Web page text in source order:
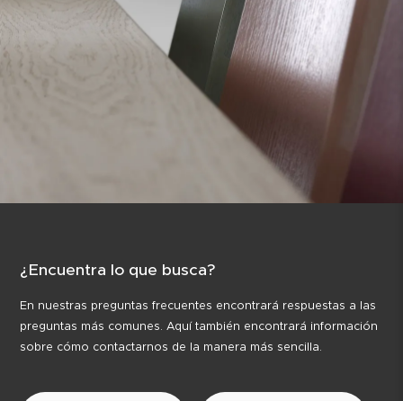
¿Encuentra lo que busca?
En nuestras preguntas frecuentes encontrará respuestas a las
preguntas más comunes. Aquí también encontrará información
sobre cómo contactarnos de la manera más sencilla.